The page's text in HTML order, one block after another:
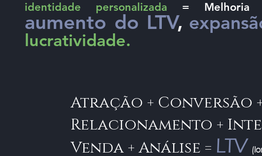
identidade personalizada = Melhoria
aumento do LTV,
lucratividade.
Atração + Conversão
Relacionamento +
Venda + Análise = LTV